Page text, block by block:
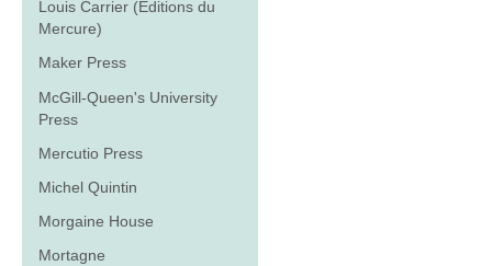
Louis Carrier (Éditions du
Mercure)
Maker Press
McGill-Queen's University
Press
Mercutio Press
Michel Quintin
Morgaine House
Mortagne